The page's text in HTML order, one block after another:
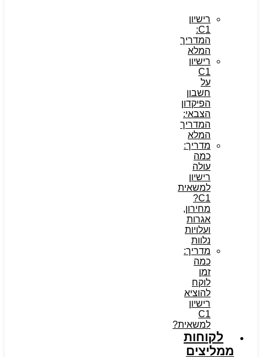
רישיון
C1:
המדריך
המלא
רישיון
C1
על
חשבון
הפיקדון
הצבאי:
המדריך
המלא
מדריך:
כמה
עולה
רישיון
למשאית
C1?
מחירון,
אגרות
ועלויות
נלוות
מדריך:
כמה
זמן
לוקח
להוציא
רישיון
C1
למשאית?
לקוחות
ממליצים